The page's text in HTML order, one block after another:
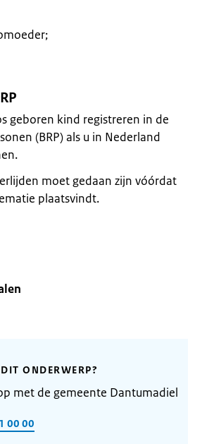
geboren kind registreren in de
(BRP) als u in Nederland
moet gedaan zijn vóórdat
plaatsvindt.
ONDERWERP?
met de gemeente Dantumadiel
00 00